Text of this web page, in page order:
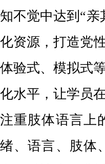
知不觉中达到“
化资源，打造党
体验式、模拟式
化水平，让学员
注重肢体语言上
绪、语言、肢体